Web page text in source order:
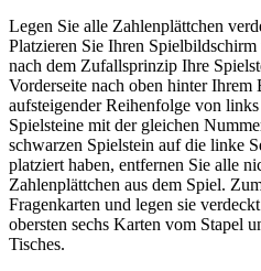
Legen Sie alle Zahlenplättchen
Platzieren Sie Ihren
nach dem Zufallsprinzip Ihre
Vorderseite nach oben hinter
aufsteigender Reihenfolge von
Spielsteine mit der gleichen
schwarzen Spielstein auf die linke
platziert haben, entfernen Sie alle
Zahlenplättchen aus dem Spiel.
Fragenkarten und legen sie
obersten sechs Karten vom Stapel
Tisches.